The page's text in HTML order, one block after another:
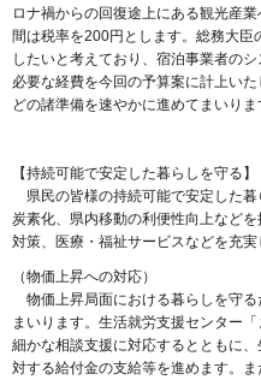
ロナ禍からの回復途上にある観光産
間は税率を200円とします。総務大
したいと考えており、宿泊事業者の
必要な経費を今回の予算案に計上い
どの諸準備を速やかに進めてまいりま
【持続可能で安定した暮らしを守る】
県民の皆様の持続可能で安定した
炭素化、県内移動の利便性向上など
対策、医療・福祉サービスなどを充実
（物価上昇への対応）
物価上昇局面における暮らしを守
まいります。生活就労支援センター
細かな相談支援に対応するとともに
対する給付金の支給等を進めます。